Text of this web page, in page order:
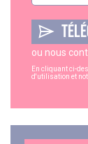
ou nous
En cliquant ci-
d'utilisation et